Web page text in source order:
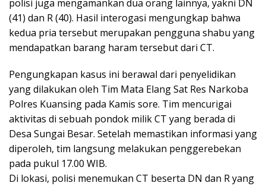
polisi juga mengamankan dua orang lainnya, yakni DN
(41) dan R (40). Hasil interogasi mengungkap bahwa
kedua pria tersebut merupakan pengguna shabu yang
mendapatkan barang haram tersebut dari CT.
Pengungkapan kasus ini berawal dari penyelidikan
yang dilakukan oleh Tim Mata Elang Sat Res Narkoba
Polres Kuansing pada Kamis sore. Tim mencurigai
aktivitas di sebuah pondok milik CT yang berada di
Desa Sungai Besar. Setelah memastikan informasi yang
diperoleh, tim langsung melakukan penggerebekan
pada pukul 17.00 WIB.
Di lokasi, polisi menemukan CT beserta DN dan R yang